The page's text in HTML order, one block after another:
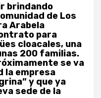
brindando
de Los
Arabela
para
cloacales, una
200 familias.
se va
la empresa
y que ya
sede de la